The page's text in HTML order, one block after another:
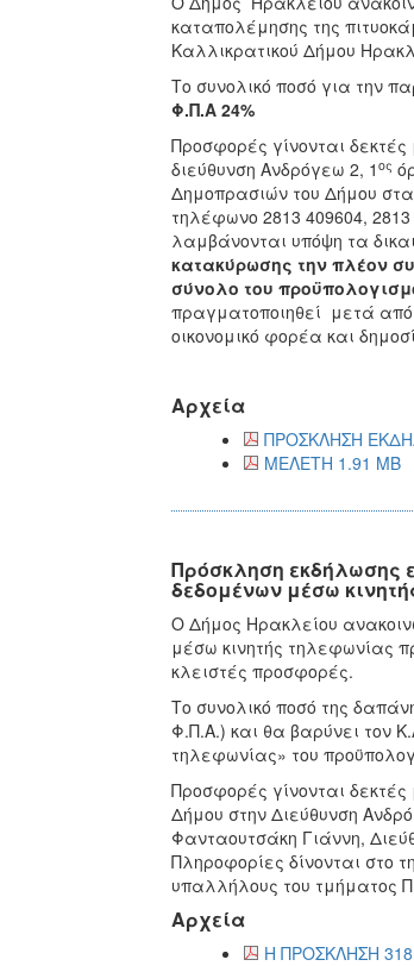
καταπολέμησης της
Καλλικρατικού Δήμου
Το συνολικό ποσό για την
Φ.Π.Α 24%
Προσφορές γίνονται δεκτές
διεύθυνση Ανδρόγεω 2, 1 ος
Δημοπρασιών του Δήμου
τηλέφωνο 2813 409604,
λαμβάνονται υπόψη τα
κατακύρωσης την πλέον
σύνολο του
πραγματοποιηθεί μετά
οικονομικό φορέα και
Αρχεία
ΠΡΟΣΚΛΗΣΗ
ΜΕΛΕΤΗ 1.91 MB
Πρόσκληση εκδήλωσης
δεδομένων μέσω
Ο Δήμος Ηρακλείου
μέσω κινητής τηλεφωνίας
κλειστές προσφορές.
Το συνολικό ποσό της
Φ.Π.Α.) και θα βαρύνει τον
τηλεφωνίας» του
Προσφορές γίνονται δεκτές
Δήμου στην Διεύθυνση
Φανταουτσάκη Γιάννη,
Πληροφορίες δίνονται στο
υπαλλήλους του τμήματος
Αρχεία
Η ΠΡΟΣΚΛΗΣΗ